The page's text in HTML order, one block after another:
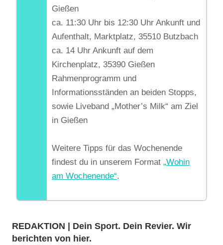
Gießen
ca. 11:30 Uhr bis 12:30 Uhr Ankunft und
Aufenthalt, Marktplatz, 35510 Butzbach
ca. 14 Uhr Ankunft auf dem
Kirchenplatz, 35390 Gießen
Rahmenprogramm und
Informationsständen an beiden Stopps,
sowie Liveband „Mother’s Milk“ am Ziel
in Gießen
Weitere Tipps für das Wochenende
findest du in unserem Format „Wohin
am Wochenende“.
REDAKTION | Dein Sport. Dein Revier. Wir
berichten von hier.